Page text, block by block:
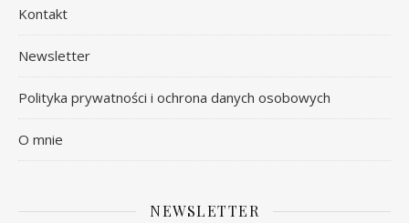
Kontakt
Newsletter
Polityka prywatności i ochrona danych osobowych
O mnie
NEWSLETTER